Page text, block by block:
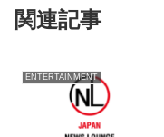
関連記事
ENTERTAINMENT